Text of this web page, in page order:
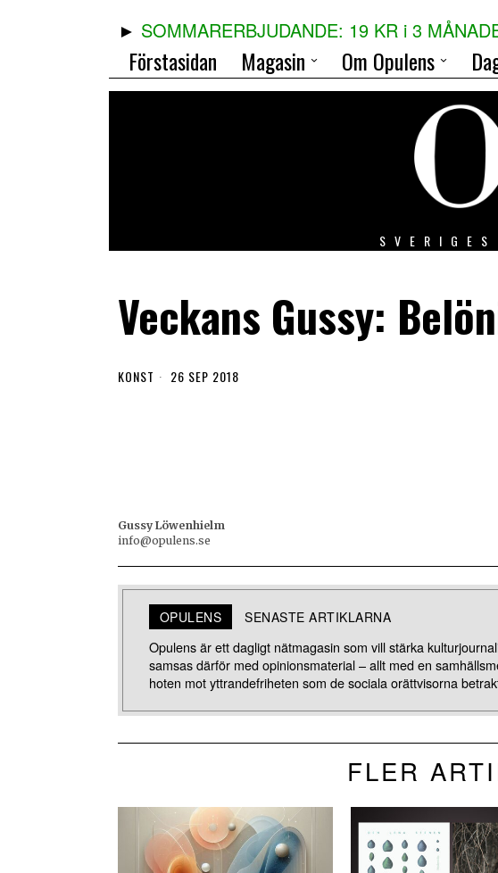
SOMMARERBJUDANDE: 19 KR i 3
Förstasidan Magasin Om Opulens
Veckans Gussy:
KONST 26 SEP 2018
Gussy Löwenhielm
info@opulens.se
OPULENS SENASTE ARTIKLARNA
Opulens är ett dagligt nätmagasin som vill stärka
samsas därför med opinionsmaterial – allt med en
hoten mot yttrandefriheten som de sociala orättvisorna
FLER